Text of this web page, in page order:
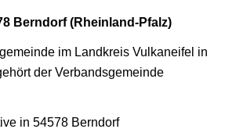
Berndorf (Rheinland-Pfalz)
im Landkreis Vulkaneifel in
der Verbandsgemeinde
in 54578 Berndorf